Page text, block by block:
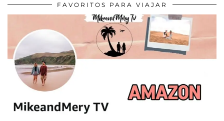
FAVORITOS PARA VIAJAR